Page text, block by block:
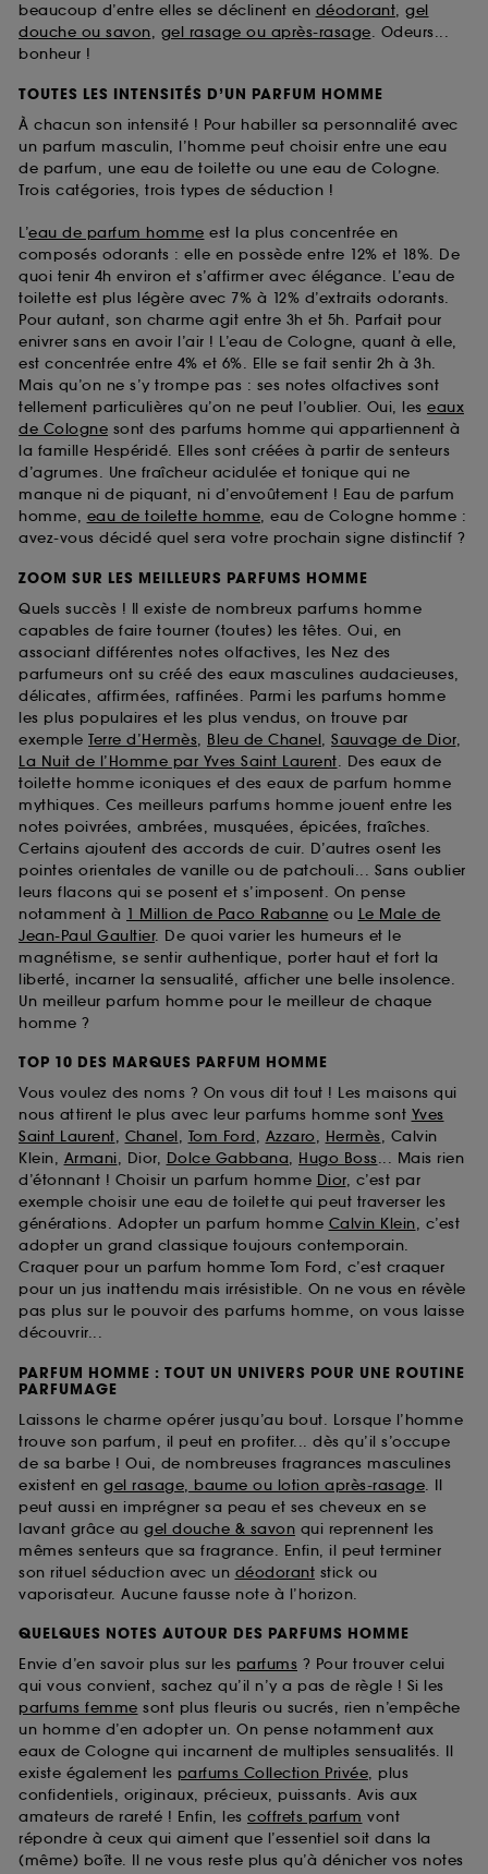
beaucoup d’entre elles se déclinent en déodorant, gel
douche ou savon, gel rasage ou après-rasage. Odeurs...
bonheur !
TOUTES LES INTENSITÉS D’UN PARFUM HOMME
À chacun son intensité ! Pour habiller sa personnalité avec
un parfum masculin, l’homme peut choisir entre une eau
de parfum, une eau de toilette ou une eau de Cologne.
Trois catégories, trois types de séduction !
L’eau de parfum homme est la plus concentrée en
composés odorants : elle en possède entre 12% et 18%. De
quoi tenir 4h environ et s’affirmer avec élégance. L’eau de
toilette est plus légère avec 7% à 12% d’extraits odorants.
Pour autant, son charme agit entre 3h et 5h. Parfait pour
enivrer sans en avoir l’air ! L’eau de Cologne, quant à elle,
est concentrée entre 4% et 6%. Elle se fait sentir 2h à 3h.
Mais qu’on ne s’y trompe pas : ses notes olfactives sont
tellement particulières qu’on ne peut l’oublier. Oui, les eaux
de Cologne sont des parfums homme qui appartiennent à
la famille Hespéridé. Elles sont créées à partir de senteurs
d’agrumes. Une fraîcheur acidulée et tonique qui ne
manque ni de piquant, ni d’envoûtement ! Eau de parfum
homme, eau de toilette homme, eau de Cologne homme :
avez-vous décidé quel sera votre prochain signe distinctif ?
ZOOM SUR LES MEILLEURS PARFUMS HOMME
Quels succès ! Il existe de nombreux parfums homme
capables de faire tourner (toutes) les têtes. Oui, en
associant différentes notes olfactives, les Nez des
parfumeurs ont su créé des eaux masculines audacieuses,
délicates, affirmées, raffinées. Parmi les parfums homme
les plus populaires et les plus vendus, on trouve par
exemple Terre d’Hermès, Bleu de Chanel, Sauvage de Dior,
La Nuit de l’Homme par Yves Saint Laurent. Des eaux de
toilette homme iconiques et des eaux de parfum homme
mythiques. Ces meilleurs parfums homme jouent entre les
notes poivrées, ambrées, musquées, épicées, fraîches.
Certains ajoutent des accords de cuir. D’autres osent les
pointes orientales de vanille ou de patchouli... Sans oublier
leurs flacons qui se posent et s’imposent. On pense
notamment à 1 Million de Paco Rabanne ou Le Male de
Jean-Paul Gaultier. De quoi varier les humeurs et le
magnétisme, se sentir authentique, porter haut et fort la
liberté, incarner la sensualité, afficher une belle insolence.
Un meilleur parfum homme pour le meilleur de chaque
homme ?
TOP 10 DES MARQUES PARFUM HOMME
Vous voulez des noms ? On vous dit tout ! Les maisons qui
nous attirent le plus avec leur parfums homme sont Yves
Saint Laurent, Chanel, Tom Ford, Azzaro, Hermès, Calvin
Klein, Armani, Dior, Dolce Gabbana, Hugo Boss... Mais rien
d’étonnant ! Choisir un parfum homme Dior, c’est par
exemple choisir une eau de toilette qui peut traverser les
générations. Adopter un parfum homme Calvin Klein, c’est
adopter un grand classique toujours contemporain.
Craquer pour un parfum homme Tom Ford, c’est craquer
pour un jus inattendu mais irrésistible. On ne vous en révèle
pas plus sur le pouvoir des parfums homme, on vous laisse
découvrir...
PARFUM HOMME : TOUT UN UNIVERS POUR UNE ROUTINE
PARFUMAGE
Laissons le charme opérer jusqu’au bout. Lorsque l’homme
trouve son parfum, il peut en profiter... dès qu’il s’occupe
de sa barbe ! Oui, de nombreuses fragrances masculines
existent en gel rasage, baume ou lotion après-rasage. Il
peut aussi en imprégner sa peau et ses cheveux en se
lavant grâce au gel douche & savon qui reprennent les
mêmes senteurs que sa fragrance. Enfin, il peut terminer
son rituel séduction avec un déodorant stick ou
vaporisateur. Aucune fausse note à l’horizon.
QUELQUES NOTES AUTOUR DES PARFUMS HOMME
Envie d’en savoir plus sur les parfums ? Pour trouver celui
qui vous convient, sachez qu’il n’y a pas de règle ! Si les
parfums femme sont plus fleuris ou sucrés, rien n’empêche
un homme d’en adopter un. On pense notamment aux
eaux de Cologne qui incarnent de multiples sensualités. Il
existe également les parfums Collection Privée, plus
confidentiels, originaux, précieux, puissants. Avis aux
amateurs de rareté ! Enfin, les coffrets parfum vont
répondre à ceux qui aiment que l’essentiel soit dans la
(même) boîte. Il ne vous reste plus qu’à dénicher vos notes